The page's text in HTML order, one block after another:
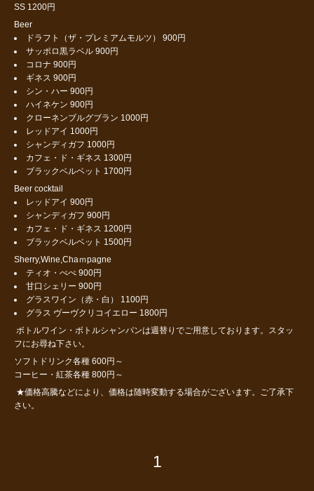
SS 1200円
Beer
ドラフト（ザ・プレミアムモルツ） 900円
サッポロ黒ラベル 900円
コロナ 900円
ギネス 900円
シン・ハー 900円
ハイネケン 900円
クローネンブルグブラン 1000円
レッドアイ 1000円
シャンディガフ 1000円
カフェ・ド・ギネス 1300円
ブラックベルベット 1700円
Beer cocktail
レッドアイ 900円
シャンディガフ 900円
カフェ・ド・ギネス 1200円
ブラックベルベット 1500円
Sherry,Wine,Chaｍpagne
ティオ・ぺぺ 900円
甘口シェリー 900円
グラスワイン（赤・白） 1100円
グラス ヴーヴクリコイエロー 1800円
ボトルワイン・ボトルシャンパンは週替りでご用意しております。スタッ
フにお尋ね下さい。
ソフトドリンク各種 600円～
コーヒー・紅茶各種 800円～
★価格高騰などにより、価格は随時変動する場合がございます。ご了承下
さい。
1